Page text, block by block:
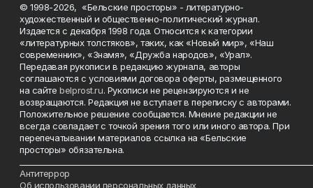
© 1998-2026, «Бельские просторы» - литературно-
художественный и общественно-политический журнал.
Издается с декабря 1998 года. Относится к категории
«литературных толстяков», таких, как «Новый мир», «Наш
современник», «Знамя», «Дружба народов», «Урал».
Передавая рукописи в редакцию журнала, авторы
соглашаются с условиями договора оферты, размещенного
на сайтеbelprost.ru. Рукописи не рецензируются и не
возвращаются. Редакция не вступает в переписку с авторами.
Положительное решение сообщается. Мнение редакции не
всегда совпадает с точкой зрения того или иного автора. При
перепечатывании материалов ссылка на «Бельские
просторы» обязательна.
Антитеррор
Об использовании персональных данных